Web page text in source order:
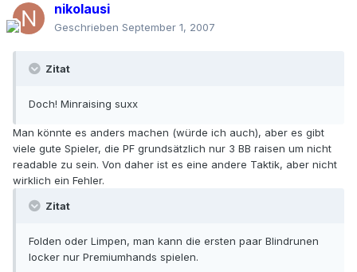
nikolausi
Geschrieben September 1, 2007
Zitat
Doch! Minraising suxx
Man könnte es anders machen (würde ich auch), aber es gibt
viele gute Spieler, die PF grundsätzlich nur 3 BB raisen um nicht
readable zu sein. Von daher ist es eine andere Taktik, aber nicht
wirklich ein Fehler.
Zitat
Folden oder Limpen, man kann die ersten paar Blindrunen
locker nur Premiumhands spielen.